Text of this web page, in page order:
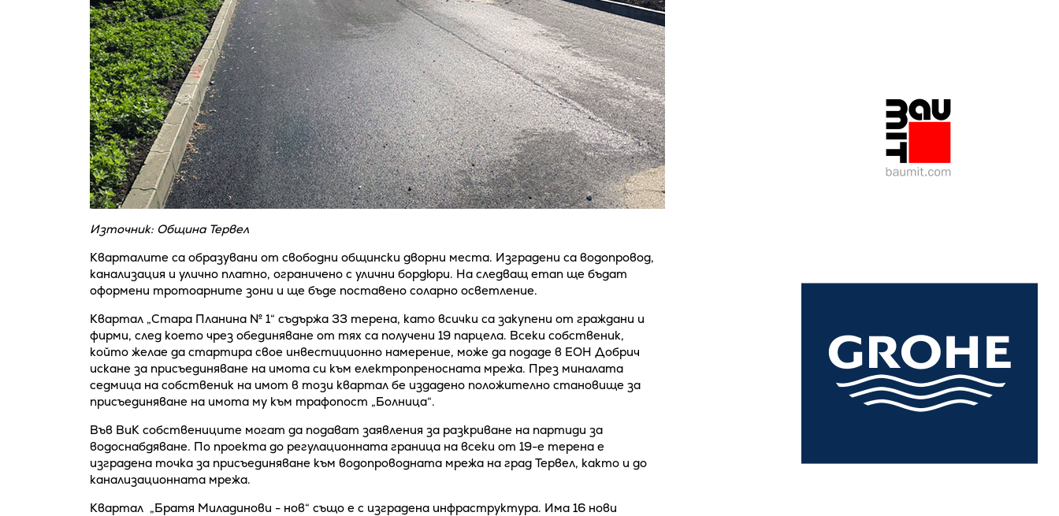
Източник: Община Тервел
Кварталите са образувани от свободни общински дворни места. Изградени са водопровод,
канализация и улично платно, ограничено с улични бордюри. На следващ етап ще бъдат
оформени тротоарните зони и ще бъде поставено соларно осветление.
Квартал „Стара Планина № 1“ съдържа 33 терена, като всички са закупени от граждани и
фирми, след което чрез обединяване от тях са получени 19 парцела. Всеки собственик,
който желае да стартира свое инвестиционно намерение, може да подаде в ЕОН Добрич
искане за присъединяване на имота си към електропреносната мрежа. През миналата
седмица на собственик на имот в този квартал бе издадено положително становище за
присъединяване на имота му към трафопост „Болница“.
Във ВиК собствениците могат да подават заявления за разкриване на партиди за
водоснабдяване. По проекта до регулационната граница на всеки от 19-е терена е
изградена точка за присъединяване към водопроводната мрежа на град Тервел, както и до
канализационната мрежа.
Квартал „Братя Миладинови - нов“ също е с изградена инфраструктура. Има 16 нови